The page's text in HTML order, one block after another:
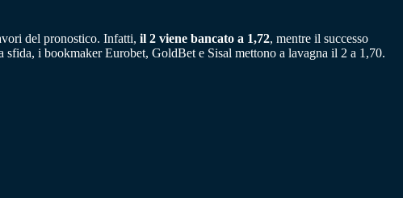
del pronostico. Infatti, il 2 viene bancato a 1,72, mentre il successo
i bookmaker Eurobet, GoldBet e Sisal mettono a lavagna il 2 a 1,70.